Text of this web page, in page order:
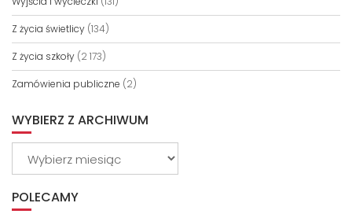
Z życia świetlicy (134)
Z życia szkoły (2 173)
Zamówienia publiczne (2)
WYBIERZ Z ARCHIWUM
POLECAMY